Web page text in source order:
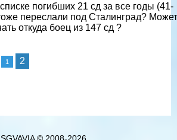
погибших 21 сд за все годы (41-
переслали под Сталинград? Может
откуда боец из 147 сд ?
1 2